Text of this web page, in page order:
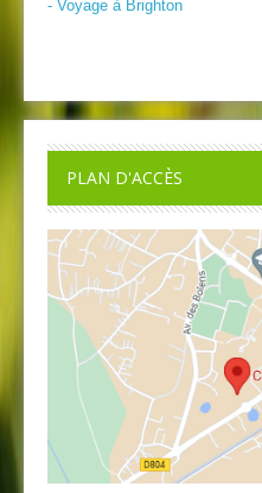
- Voyage à Brighton
PLAN D'ACCÈS